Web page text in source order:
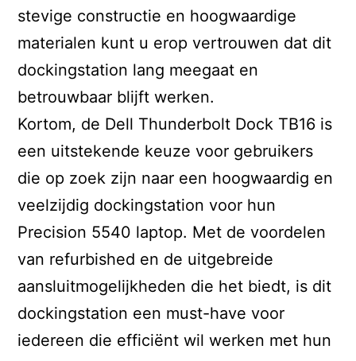
stevige constructie en hoogwaardige
materialen kunt u erop vertrouwen dat dit
dockingstation lang meegaat en
betrouwbaar blijft werken.
Kortom, de Dell Thunderbolt Dock TB16 is
een uitstekende keuze voor gebruikers
die op zoek zijn naar een hoogwaardig en
veelzijdig dockingstation voor hun
Precision 5540 laptop. Met de voordelen
van refurbished en de uitgebreide
aansluitmogelijkheden die het biedt, is dit
dockingstation een must-have voor
iedereen die efficiënt wil werken met hun